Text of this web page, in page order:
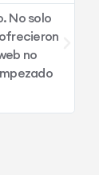
No solo
no